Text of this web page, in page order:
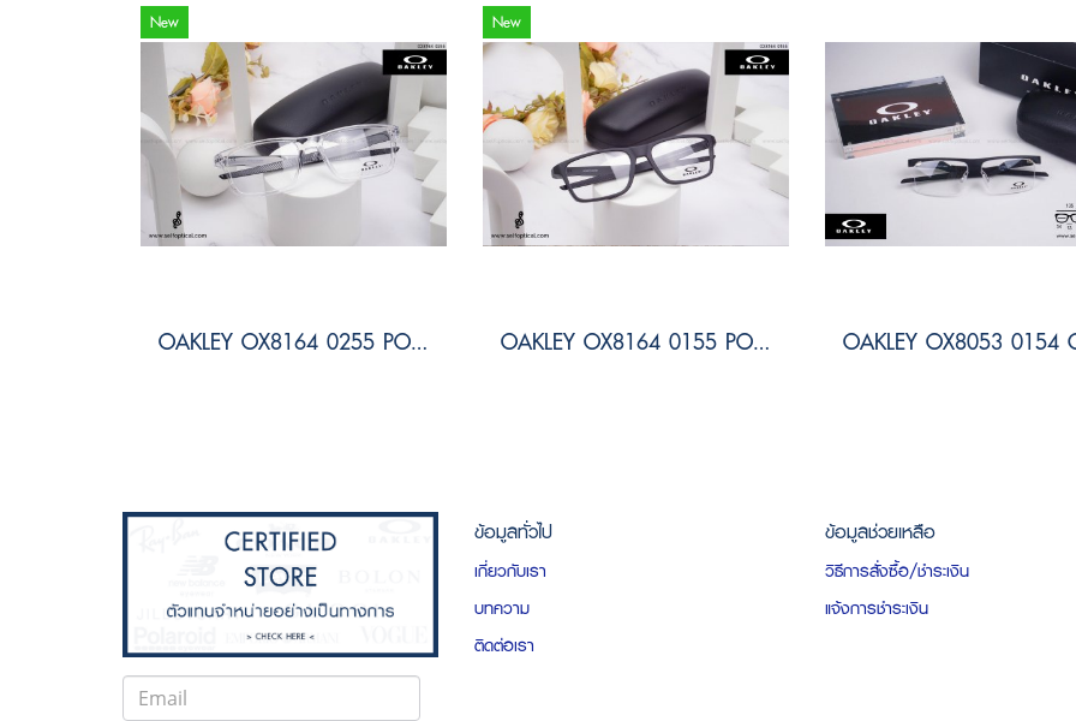
New
OAKLEY OX8164 0255 PORT BOW
New
OAKLEY OX8164 0155 PORT BOW
ข้อมูลทั่วไป
เกี่ยวกับเรา
บทความ
ติดต่อเรา
ข้อมูลช่วยเหลือ
วิธีการสั่งซื้อ/ชำระเงิน
แจ้งการชำระเงิน